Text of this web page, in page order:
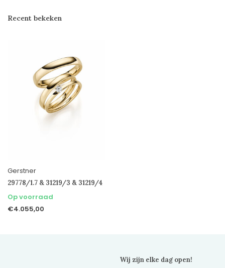
Recent bekeken
Gerstner
29778/1.7 & 31219/3 & 31219/4
Op voorraad
€4.055,00
Wij zijn elke dag open!